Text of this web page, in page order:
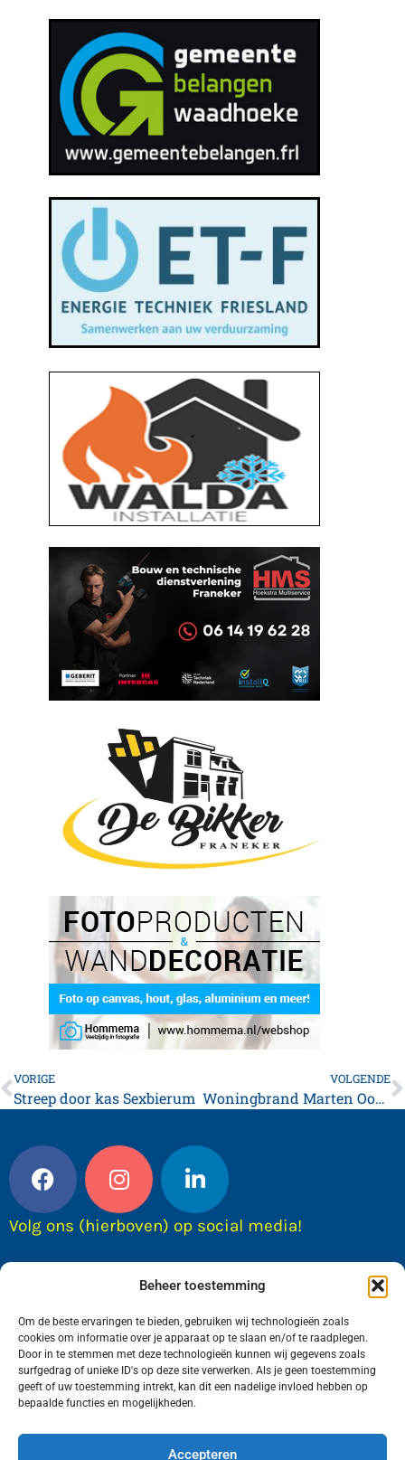
Beheer toestemming
Om de beste ervaringen te bieden, gebruiken wij technologieën zoals
cookies om informatie over je apparaat op te slaan en/of te raadplegen.
Door in te stemmen met deze technologieën kunnen wij gegevens zoals
surfgedrag of unieke ID's op deze site verwerken. Als je geen toestemming
geeft of uw toestemming intrekt, kan dit een nadelige invloed hebben op
bepaalde functies en mogelijkheden.
Accepteren
VORIGE
Streep door kas Sexbierum
VOLGENDE
Woningbrand Marten Oostwoudstraat Franeker
Volg ons (hierboven) op social media!
Wij van FranekerActueel.nl verzorgen het nieuws
in de Gemeente Waadhoeke. Met als hoofdplaats